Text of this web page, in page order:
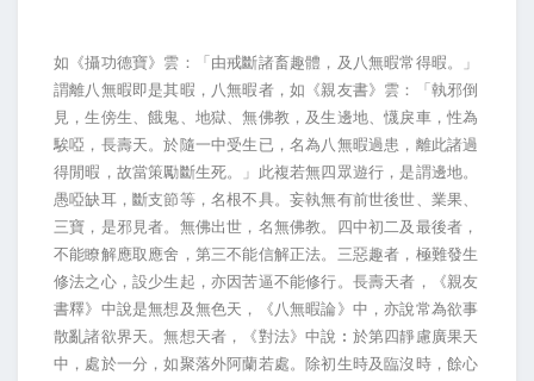
如《攝功德寶》雲：「由戒斷諸畜趣體，及八無暇常得暇。」
謂離八無暇即是其暇，八無暇者，如《親友書》雲：「執邪倒
見，生傍生、餓鬼、地獄、無佛教，及生邊地、懱戾車，性為
騃啞，長壽天。於隨一中受生已，名為八無暇過患，離此諸過
得閒暇，故當策勵斷生死。」此複若無四眾遊行，是謂邊地。
愚啞缺耳，斷支節等，名根不具。妄執無有前世後世、業果、
三寶，是邪見者。無佛出世，名無佛教。四中初二及最後者，
不能瞭解應取應舍，第三不能信解正法。三惡趣者，極難發生
修法之心，設少生起，亦因苦逼不能修行。長壽天者，《親友
書釋》中說是無想及無色天，《八無暇論》中，亦說常為欲事
散亂諸欲界天。無想天者，《對法》中說︰於第四靜慮廣果天
中，處於一分，如聚落外阿蘭若處。除初生時及臨沒時，餘心